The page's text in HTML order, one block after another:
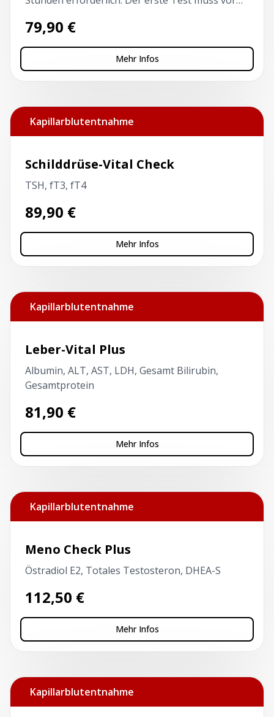
79,90 €
Mehr Infos
Kapillarblutentnahme
Schilddrüse-Vital Check
TSH, fT3, fT4
89,90 €
Mehr Infos
Kapillarblutentnahme
Leber-Vital Plus
Albumin, ALT, AST, LDH, Gesamt Bilirubin,
Gesamtprotein
81,90 €
Mehr Infos
Kapillarblutentnahme
Meno Check Plus
Östradiol E2, Totales Testosteron, DHEA-S
112,50 €
Mehr Infos
Kapillarblutentnahme